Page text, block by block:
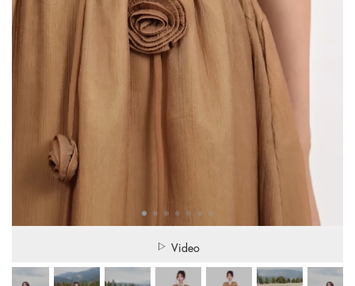
Video